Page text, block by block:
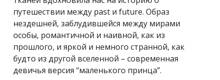
путешествии между past и future. Образ
нездешней, заблудившейся между мирами
особы, романтичной и наивной, как из
прошлого, и яркой и немного странной, как
будто из другой вселенной – современная
девичья версия “маленького принца”.